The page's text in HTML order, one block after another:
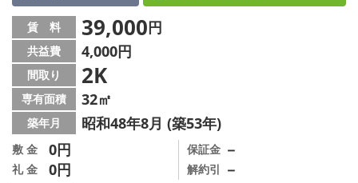
地域から探す
地図から探す
スタッフ紹介
スタッフ募集中
店舗情報·アクセス
賃 料 39,000円
共益費 4,000円
間取り 2K
専有面積 32㎡
築年月 昭和48年8月 (築53年)
敷 金 0円
礼 金 0円
保証金 －
解約引 －